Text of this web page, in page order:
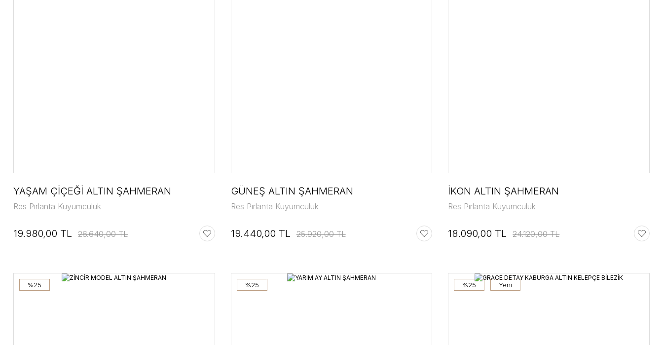
YAŞAM ÇİÇEĞİ ALTIN ŞAHMERAN
Res Pırlanta Kuyumculuk
19.980,00 TL 26.640,00 TL
GÜNEŞ ALTIN ŞAHMERAN
Res Pırlanta Kuyumculuk
19.440,00 TL 25.920,00 TL
İKON ALTIN ŞAHMERAN
Res Pırlanta Kuyumculuk
18.090,00 TL 24.120,00 TL
%25 %25 %25 Yeni